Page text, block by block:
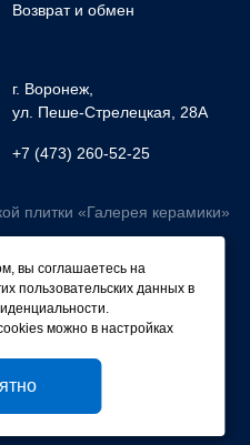
г. Воронеж,
ул. Пеше-Cтрелецкая, 28А
+7 (473) 260-52-25
Возврат и обмен
плитки «Галерея керамики»
персональных данных
улучшить работу сайта и
соглашаетесь с условиями
вы соглашаетесь на
пользовательских данных в
.
можно в настройках